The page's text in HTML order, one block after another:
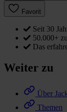
Favorit
Seit 30
50.000+
Das
Weiter zu
Über
Themen